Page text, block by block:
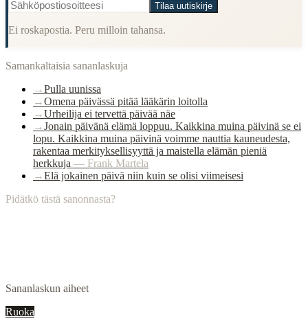
Tilaa uutiskirje
Ei roskapostia. Peru milloin tahansa.
Samankaltaisia sananlaskuja
→Pulla uunissa
→Omena päivässä pitää lääkärin loitolla
→Urheilija ei tervettä päivää näe
→Jonain päivänä elämä loppuu. Kaikkina muina päivinä se ei
lopu. Kaikkina muina päivinä voimme nauttia kauneudesta,
rakentaa merkityksellisyyttä ja maistella elämän pieniä
herkkuja — Frank Martela
→Elä jokainen päivä niin kuin se olisi viimeisesi
Pidätkö tästä sanonnasta?
Sananlaskun aiheet
Ruoka